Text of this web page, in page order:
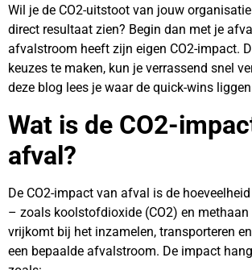
Wil je de CO2-uitstoot van jouw
direct resultaat zien? Begin dan met je
afvalstroom heeft zijn eigen CO2-impact.
keuzes te maken, kun je verrassend snel
deze blog lees je waar de quick-wins
Wat is de CO2-
afval?
De CO2-impact van afval is de
– zoals koolstofdioxide (CO2) en methaan
vrijkomt bij het inzamelen, transporteren
een bepaalde afvalstroom. De impact